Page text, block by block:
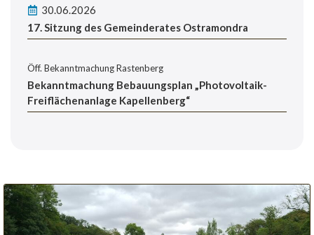
30.06.2026
17. Sitzung des Gemeinderates Ostramondra
Öff. Bekanntmachung Rastenberg
Bekanntmachung Bebauungsplan „Photovoltaik-
Freiflächenanlage Kapellenberg“